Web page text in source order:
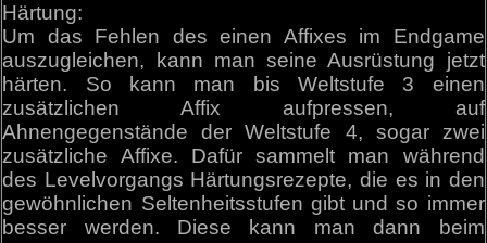
Härtung:
Um das Fehlen des einen Affixes im Endgame
auszugleichen, kann man seine Ausrüstung jetzt
härten. So kann man bis Weltstufe 3 einen
zusätzlichen Affix aufpressen, auf
Ahnengegenstände der Weltstufe 4, sogar zwei
zusätzliche Affixe. Dafür sammelt man während
des Levelvorgangs Härtungsrezepte, die es in den
gewöhnlichen Seltenheitsstufen gibt und so immer
besser werden. Diese kann man dann beim